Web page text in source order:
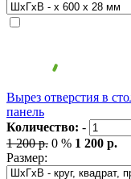
Вырез отверстия в
панель
Количество: -
1 200 р. 0 % 1 200 р.
Размер: